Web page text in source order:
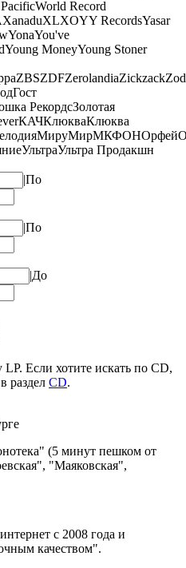
World Record
XanaduXLXOYY RecordsYasar
YonaYou've
Young MoneyYoung Stoner
ZBSZDFZerolandiaZickzack
Гост
РекордсЗолотая
КАЧКлюкваКлюква
МируМирМКФОНОрфей
УльтраУльтра Продакшн
|По
|По
|До
LP. Если хотите искать по CD,
раздел CD.
(5 минут пешком от
"Маяковская",
c 2008 года и
качеством".